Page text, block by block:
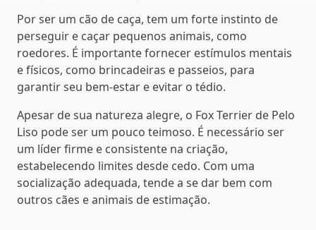
Por ser um cão de caça, tem um forte instinto de
perseguir e caçar pequenos animais, como
roedores. É importante fornecer estímulos mentais
e físicos, como brincadeiras e passeios, para
garantir seu bem-estar e evitar o tédio.
Apesar de sua natureza alegre, o Fox Terrier de Pelo
Liso pode ser um pouco teimoso. É necessário ser
um líder firme e consistente na criação,
estabelecendo limites desde cedo. Com uma
socialização adequada, tende a se dar bem com
outros cães e animais de estimação.